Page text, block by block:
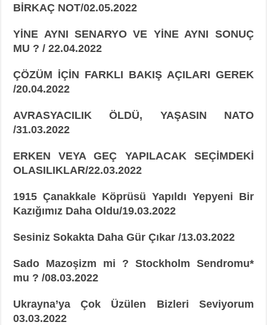
BİRKAÇ NOT/02.05.2022
YİNE AYNI SENARYO VE YİNE AYNI SONUÇ
MU ? / 22.04.2022
ÇÖZÜM İÇİN FARKLI BAKIŞ AÇILARI GEREK
/20.04.2022
AVRASYACILIK ÖLDÜ, YAŞASIN NATO
/31.03.2022
ERKEN VEYA GEÇ YAPILACAK SEÇİMDEKİ
OLASILIKLAR/22.03.2022
1915 Çanakkale Köprüsü Yapıldı Yepyeni Bir
Kazığımız Daha Oldu/19.03.2022
Sesiniz Sokakta Daha Gür Çıkar /13.03.2022
Sado Mazoşizm mi ? Stockholm Sendromu*
mu ? /08.03.2022
Ukrayna’ya Çok Üzülen Bizleri Seviyorum
03.03.2022